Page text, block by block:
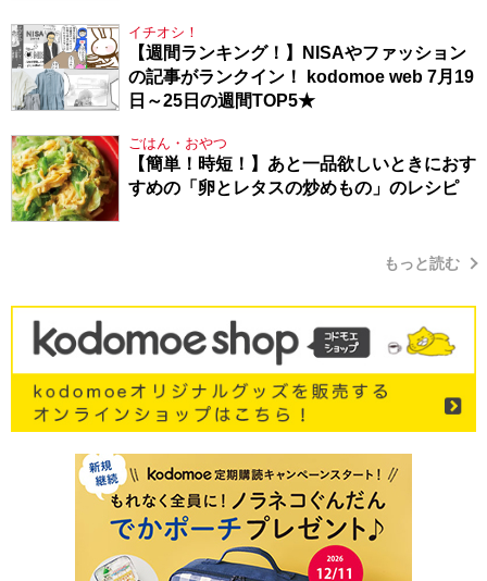
イチオシ！
【週間ランキング！】NISAやファッション
の記事がランクイン！ kodomoe web 7月19
日～25日の週間TOP5★
ごはん・おやつ
【簡単！時短！】あと一品欲しいときにおす
すめの「卵とレタスの炒めもの」のレシピ
もっと読む